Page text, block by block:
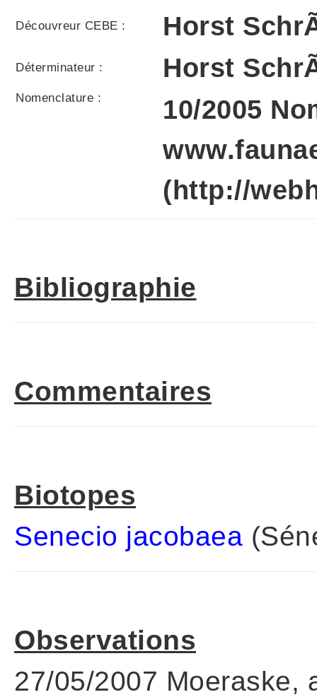
Découvreur CEBE : Horst
Déterminateur : Horst
Nomenclature :
10/2005
(http://
Bibliographie
Commentaires
Biotopes
Senecio jacobaea
Observations
27/05/2007 Moeraske,